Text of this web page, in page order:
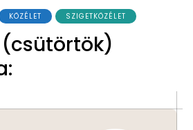
KÖZÉLET SZIGETKÖZÉLET
(csütörtök)